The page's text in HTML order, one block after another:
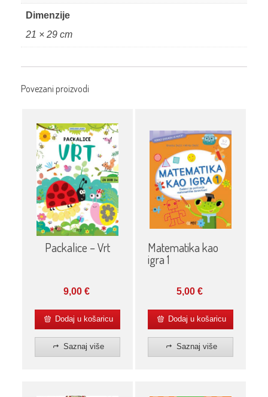
Dimenzije
21 × 29 cm
Povezani proizvodi
Packalice – Vrt
9,00 €
Dodaj u košaricu
Saznaj više
Matematika kao
igra 1
5,00 €
Dodaj u košaricu
Saznaj više